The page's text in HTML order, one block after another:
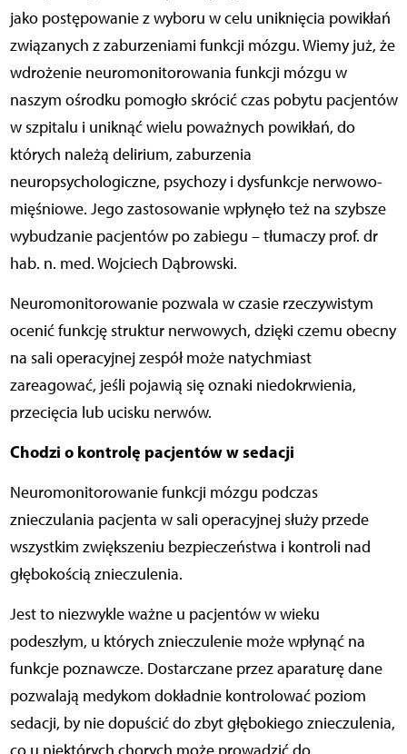
jako postępowanie z wyboru w celu uniknięcia powikłań
związanych z zaburzeniami funkcji mózgu. Wiemy już, że
wdrożenie neuromonitorowania funkcji mózgu w
naszym ośrodku pomogło skrócić czas pobytu pacjentów
w szpitalu i uniknąć wielu poważnych powikłań, do
których należą delirium, zaburzenia
neuropsychologiczne, psychozy i dysfunkcje nerwowo-
mięśniowe. Jego zastosowanie wpłynęło też na szybsze
wybudzanie pacjentów po zabiegu – tłumaczy prof. dr
hab. n. med. Wojciech Dąbrowski.
Neuromonitorowanie pozwala w czasie rzeczywistym
ocenić funkcję struktur nerwowych, dzięki czemu obecny
na sali operacyjnej zespół może natychmiast
zareagować, jeśli pojawią się oznaki niedokrwienia,
przecięcia lub ucisku nerwów.
Chodzi o kontrolę pacjentów w sedacji
Neuromonitorowanie funkcji mózgu podczas
znieczulania pacjenta w sali operacyjnej służy przede
wszystkim zwiększeniu bezpieczeństwa i kontroli nad
głębokością znieczulenia.
Jest to niezwykle ważne u pacjentów w wieku
podeszłym, u których znieczulenie może wpłynąć na
funkcje poznawcze. Dostarczane przez aparaturę dane
pozwalają medykom dokładnie kontrolować poziom
sedacji, by nie dopuścić do zbyt głębokiego znieczulenia,